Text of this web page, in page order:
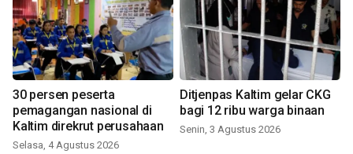
30 persen peserta
pemagangan nasional di
Kaltim direkrut perusahaan
Selasa, 4 Agustus 2026
Ditjenpas Kaltim gelar CKG
bagi 12 ribu warga binaan
Senin, 3 Agustus 2026